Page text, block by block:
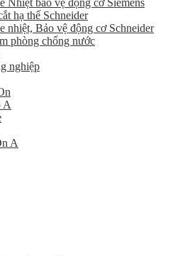
Nhiệt bảo vệ động cơ Siemens
hạ thế Schneider
nhiệt, Bảo vệ động cơ Schneider
phòng chống nước
nghiệp
A
A